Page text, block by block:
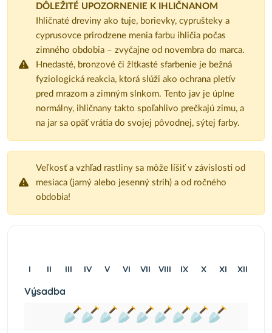
DÔLEŽITÉ UPOZORNENIE K IHLIČNANOM
Ihličnaté dreviny ako tuje, borievky, cyprušteky a
cyprusovce prirodzene menia farbu ihličia počas
zimného obdobia – zvyčajne od novembra do marca.
Hnedasté, bronzové či žltkasté sfarbenie je bežná
fyziologická reakcia, ktorá slúži ako ochrana pletív
pred mrazom a zimným slnkom. Tento jav je úplne
normálny, ihličnany takto spoľahlivo prečkajú zimu, a
na jar sa opäť vrátia do svojej pôvodnej, sýtej farby.
Veľkosť a vzhľad rastliny sa môže líšiť v závislosti od
mesiaca (jarný alebo jesenný strih) a od ročného
obdobia!
I II III IV V VI VII VIII IX X XI XII
Výsadba